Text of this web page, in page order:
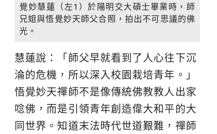
覺妙慧蓮（左1）於陽明交大碩士畢業時，師
兄姐與悟覺妙天師父合照，拍出不可思議的佛
光。
慧蓮說：「師父早就看到了人心往下沉
淪的危機，所以深入校園栽培青年。」
悟覺妙天禪師不是像傳統佛教教人出家
唸佛，而是引領青年創造偉大和平的大
同世界。知道末法時代世道艱難，禪師